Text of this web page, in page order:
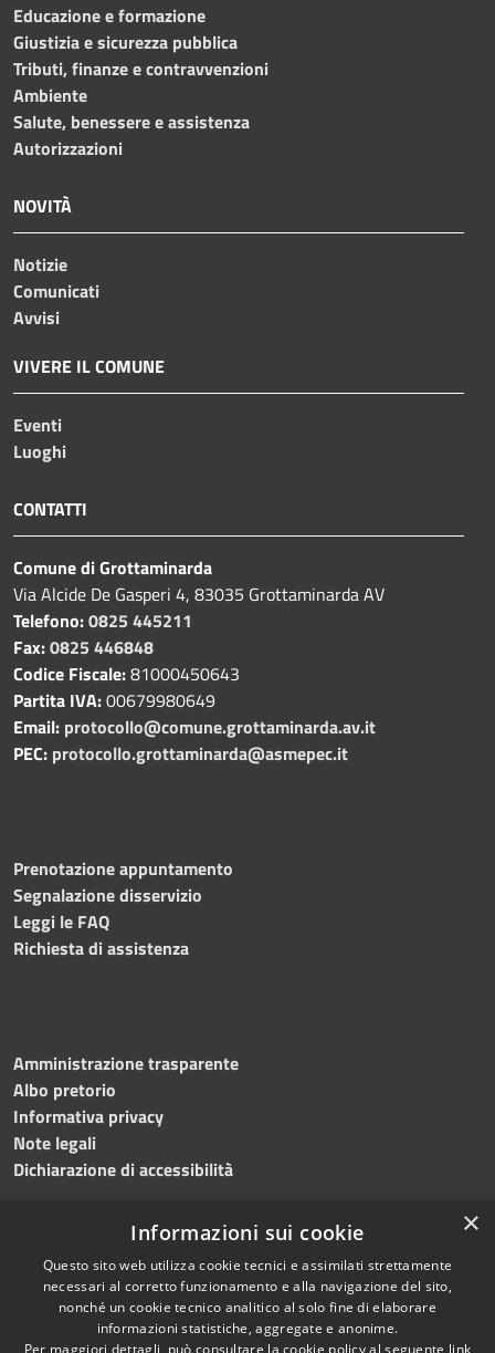
Educazione e formazione
Giustizia e sicurezza pubblica
Tributi, finanze e contravvenzioni
Ambiente
Salute, benessere e assistenza
Autorizzazioni
NOVITÀ
Notizie
Comunicati
Avvisi
VIVERE IL COMUNE
Eventi
Luoghi
CONTATTI
Comune di Grottaminarda
Via Alcide De Gasperi 4, 83035 Grottaminarda AV
Telefono:0825 445211
Fax:0825 446848
Codice Fiscale:81000450643
Partita IVA:00679980649
Email: protocollo@comune.grottaminarda.av.it
PEC: protocollo.grottaminarda@asmepec.it
Prenotazione appuntamento
Segnalazione disservizio
Leggi le FAQ
Richiesta di assistenza
Amministrazione trasparente
Albo pretorio
Informativa privacy
Note legali
Dichiarazione di accessibilità
RSS
Accessibilità
Copyright © 2024 •
Comune diGrottaminarda
• Powered byMunicipium
×
Informazioni sui cookie
Questo sito web utilizza cookie tecnici e assimilati strettamente
necessari al corretto funzionamento e alla navigazione del sito,
nonché un cookie tecnico analitico al solo fine di elaborare
informazioni statistiche, aggregate e anonime.
Per maggiori dettagli, può consultare la cookie policy al seguente link